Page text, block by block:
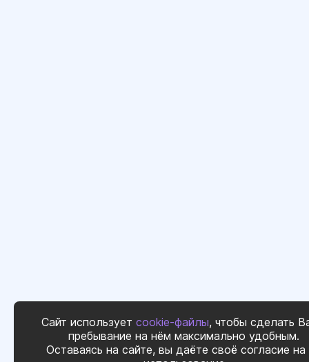
Сайт использует cookie-файлы, чтобы сделать
пребывание на нём максимально удобным.
Оставаясь на сайте, вы даёте своё согласие на